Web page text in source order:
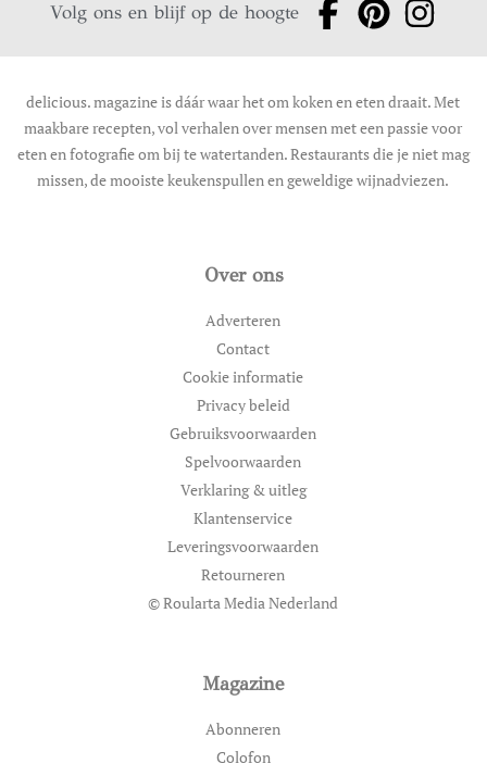
Volg ons en blijf op de hoogte
delicious. magazine is dáár waar het om koken en eten draait. Met
maakbare recepten, vol verhalen over mensen met een passie voor
eten en fotografie om bij te watertanden. Restaurants die je niet mag
missen, de mooiste keukenspullen en geweldige wijnadviezen.
Over ons
Adverteren
Contact
Cookie informatie
Privacy beleid
Gebruiksvoorwaarden
Spelvoorwaarden
Verklaring & uitleg
Klantenservice
Leveringsvoorwaarden
Retourneren
© Roularta Media Nederland
Magazine
Abonneren
Colofon